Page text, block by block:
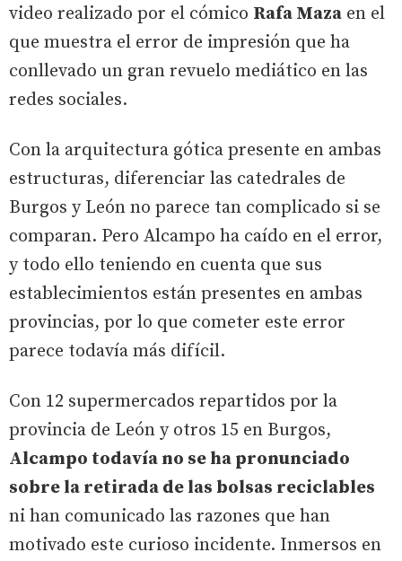
video realizado por el cómico Rafa Maza en el
que muestra el error de impresión que ha
conllevado un gran revuelo mediático en las
redes sociales.
Con la arquitectura gótica presente en ambas
estructuras, diferenciar las catedrales de
Burgos y León no parece tan complicado si se
comparan. Pero Alcampo ha caído en el error,
y todo ello teniendo en cuenta que sus
establecimientos están presentes en ambas
provincias, por lo que cometer este error
parece todavía más difícil.
Con 12 supermercados repartidos por la
provincia de León y otros 15 en Burgos,
Alcampo todavía no se ha pronunciado
sobre la retirada de las bolsas reciclables
ni han comunicado las razones que han
motivado este curioso incidente. Inmersos en